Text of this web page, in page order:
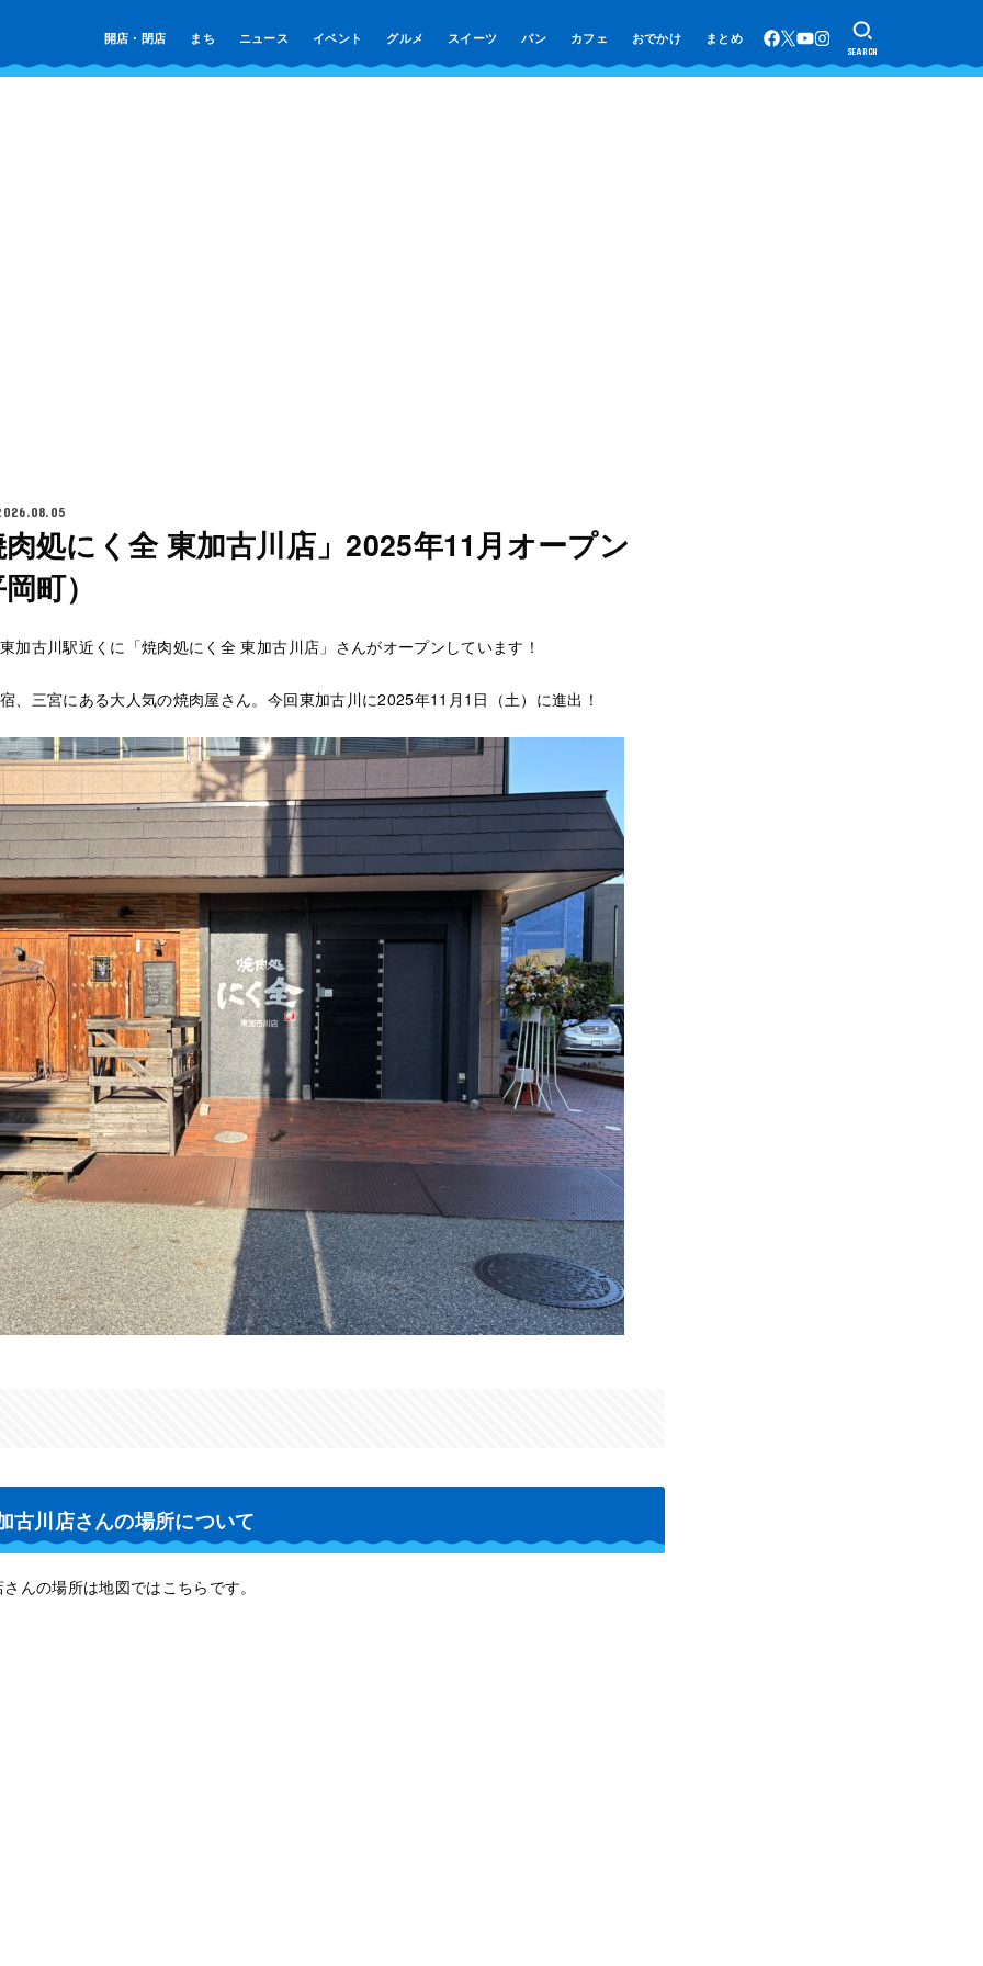
開店・閉店 まち ニュース イベント グルメ スイーツ パン カフェ おでかけ まとめ
SEARCH
処にく全 東加古川店」2025年11月オープン
町）
加古川駅近くに「焼肉処にく全 東加古川店」さんがオープンしています！
、三宮にある大人気の焼肉屋さん。今回東加古川に2025年11月1日（土）に進出！
古川店さんの場所について
んの場所は地図ではこちらです。